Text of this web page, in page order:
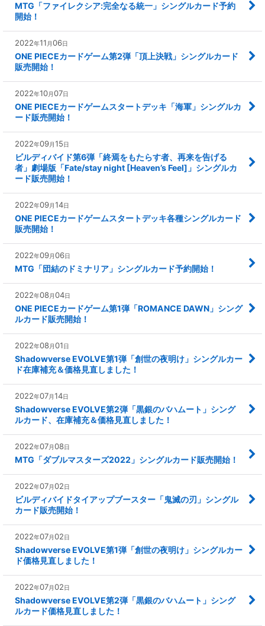
MTG「ファイレクシア:完全なる統一」シングルカード予約
開始！
2022年11 月06日
ONE PIECEカードゲーム第2弾「頂上決戦」シングルカード
販売開始！
2022年10月07日
ONE PIECEカードゲームスタートデッキ「海軍」シングルカ
ード販売開始！
2022年09月15日
ビルディバイド第6弾「終焉をもたらす者、再来を告げる
者」劇場版「Fate/stay night [Heaven’s Feel]」シングルカ
ード販売開始！
2022年09月14日
ONE PIECEカードゲームスタートデッキ各種シングルカード
販売開始！
2022年09月06日
MTG「団結のドミナリア」シングルカード予約開始！
2022年08月04日
ONE PIECEカードゲーム第1弾「ROMANCE DAWN」シング
ルカード販売開始！
2022年08月01日
Shadowverse EVOLVE第1弾「創世の夜明け」シングルカー
ド在庫補充＆価格見直しました！
2022年07月14日
Shadowverse EVOLVE第2弾「黒銀のバハムート」シング
ルカード、在庫補充＆価格見直しました！
2022年07月08日
MTG「ダブルマスターズ2022」シングルカード販売開始！
2022年07月02日
ビルディバイドタイアップブースター「鬼滅の刃」シングル
カード販売開始！
2022年07月02日
Shadowverse EVOLVE第1弾「創世の夜明け」シングルカー
ド価格見直しました！
2022年07月02日
Shadowverse EVOLVE第2弾「黒銀のバハムート」シング
ルカード価格見直しました！